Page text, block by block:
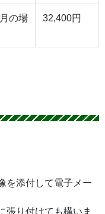
の場
32,400円
を添付して電子メー
張り付けても構いま